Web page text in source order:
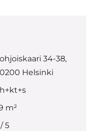
34-38,
Helsinki
m²
5